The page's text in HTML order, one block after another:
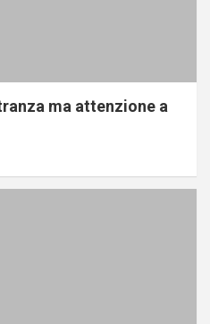
ma attenzione a